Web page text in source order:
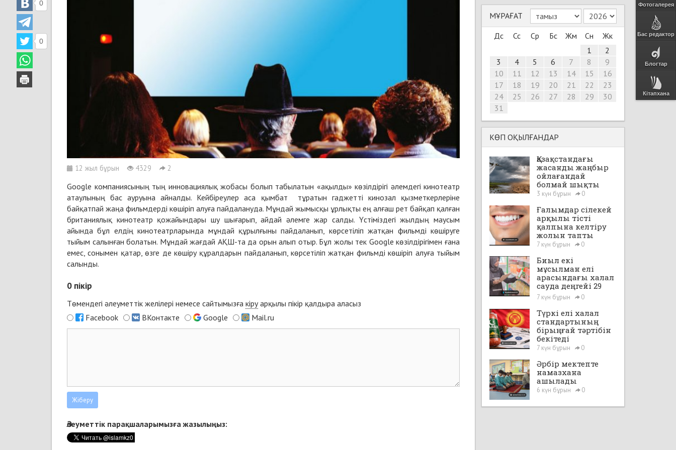
Фотогалерея
Бас редактор
Блогтар
Кітапхана
12 жыл бұрын 4329 2
0
0
Google компаниясының тың инновациялық жобасы болып табылатын «ақылды» көзілдірігі әлемдегі кинотеатр
атаулының бас ауруына айналды. Кейбіреулер аса қымбат тұратын гаджетті кинозал қызметкерлеріне
байқатпай жаңа фильмдерді көшіріп алуға пайдалануда. Мұндай жымысқы ұрлықты ең алғаш рет байқап қалған
британиялық кинотеатр қожайындары шу шығарып, айдай әлемге жар салды. Үстіміздегі жылдың маусым
айында бұл елдің кинотеатрларында мұндай құрылғыны пайдаланып, көрсетіліп жатқан фильмді көшіруге
тыйым салынған болатын. Мұндай жағдай АҚШ-та да орын алып отыр. Бұл жолы тек Google көзілдірігімен ғана
емес, сонымен қатар, өзге де көшіру құралдарын пайдаланып, көрсетіліп жатқан фильмді көшіріп алуға тыйым
салынды.
0 пікір
Төмендегі әлеуметтік желілері немесе сайтымызға кіруарқылы пікір қалдыра аласыз
Facebook
ВКонтакте Google Mail.ru
Әлеуметтік парақшаларымызға жазылыңыз:
МҰРАҒАТ
Дс
Сс Ср Бс Жм Сн
Жк
1
2
3
4 5 6 7 8
9
10
11 12 13 14 15
16
17
18 19 20 21 22
23
24
25 26 27 28 29
30
31
КӨП ОҚЫЛҒАНДАР
Қазақстандағы
жасанды жаңбыр
ойлағандай
болмай шықты
3 күн бұрын 0
Ғалымдар сілекей
арқылы тісті
қалпына келтіру
жолын тапты
7 күн бұрын 0
Биыл екі
мұсылман елі
арасындағы халал
сауда деңгейі 29
млрд доллардан
асады
7 күн бұрын 0
Түркі елі халал
стандартының
бірыңғай тәртібін
бекітеді
7 күн бұрын 0
Әрбір мектепте
намазхана
ашылады
6 күн бұрын 0